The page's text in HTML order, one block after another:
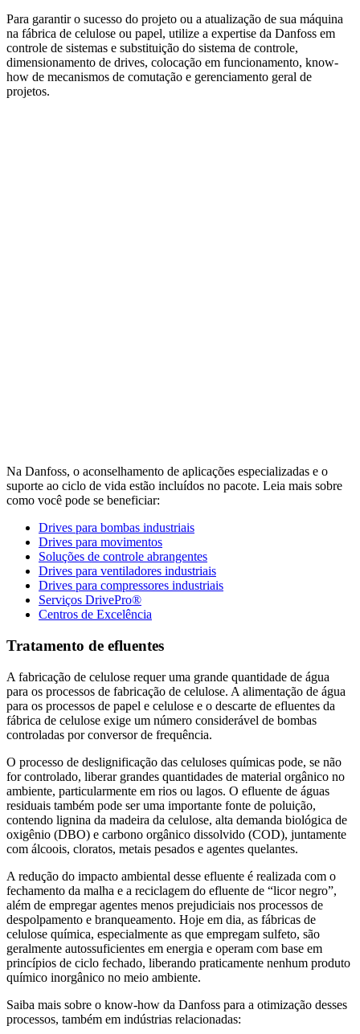
Para garantir o sucesso do projeto ou a atualização de sua máquina
na fábrica de celulose ou papel, utilize a expertise da Danfoss em
controle de sistemas e substituição do sistema de controle,
dimensionamento de drives, colocação em funcionamento, know-
how de mecanismos de comutação e gerenciamento geral de
projetos.
Na Danfoss, o aconselhamento de aplicações especializadas e o
suporte ao ciclo de vida estão incluídos no pacote. Leia mais sobre
como você pode se beneficiar:
Drives para bombas industriais
Drives para movimentos
Soluções de controle abrangentes
Drives para ventiladores industriais
Drives para compressores industriais
Serviços DrivePro®
Centros de Excelência
Tratamento de efluentes
A fabricação de celulose requer uma grande quantidade de água
para os processos de fabricação de celulose. A alimentação de água
para os processos de papel e celulose e o descarte de efluentes da
fábrica de celulose exige um número considerável de bombas
controladas por conversor de frequência.
O processo de deslignificação das celuloses químicas pode, se não
for controlado, liberar grandes quantidades de material orgânico no
ambiente, particularmente em rios ou lagos. O efluente de águas
residuais também pode ser uma importante fonte de poluição,
contendo lignina da madeira da celulose, alta demanda biológica de
oxigênio (DBO) e carbono orgânico dissolvido (COD), juntamente
com álcoois, cloratos, metais pesados e agentes quelantes.
A redução do impacto ambiental desse efluente é realizada com o
fechamento da malha e a reciclagem do efluente de “licor negro”,
além de empregar agentes menos prejudiciais nos processos de
despolpamento e branqueamento. Hoje em dia, as fábricas de
celulose química, especialmente as que empregam sulfeto, são
geralmente autossuficientes em energia e operam com base em
princípios de ciclo fechado, liberando praticamente nenhum produto
químico inorgânico no meio ambiente.
Saiba mais sobre o know-how da Danfoss para a otimização desses
processos, também em indústrias relacionadas: